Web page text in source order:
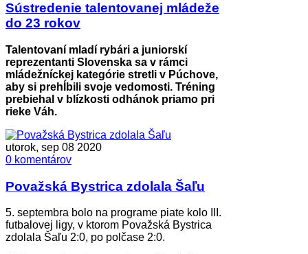
Sústredenie talentovanej mládeže
do 23 rokov
Talentovaní mladí rybári a juniorskí
reprezentanti Slovenska sa v rámci
mládežníckej kategórie stretli v Púchove,
aby si prehĺbili svoje vedomosti. Tréning
prebiehal v blízkosti odhánok priamo pri
rieke Váh.
utorok, sep 08 2020
0 komentárov
Považská Bystrica zdolala Šaľu
5. septembra bolo na programe piate kolo III.
futbalovej ligy, v ktorom Považská Bystrica
zdolala Šaľu 2:0, po polčase 2:0.